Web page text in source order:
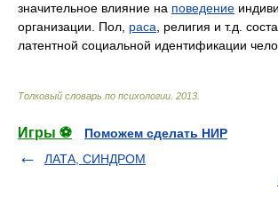
значительное влияние на поведение
организации. Пол, раса , религия и т.д.
латентной социальной идентификации
Толковый словарь по психологии 2013
Игры ⚽
Поможем сделать НИР
ЛАТА, СИНДРОМ